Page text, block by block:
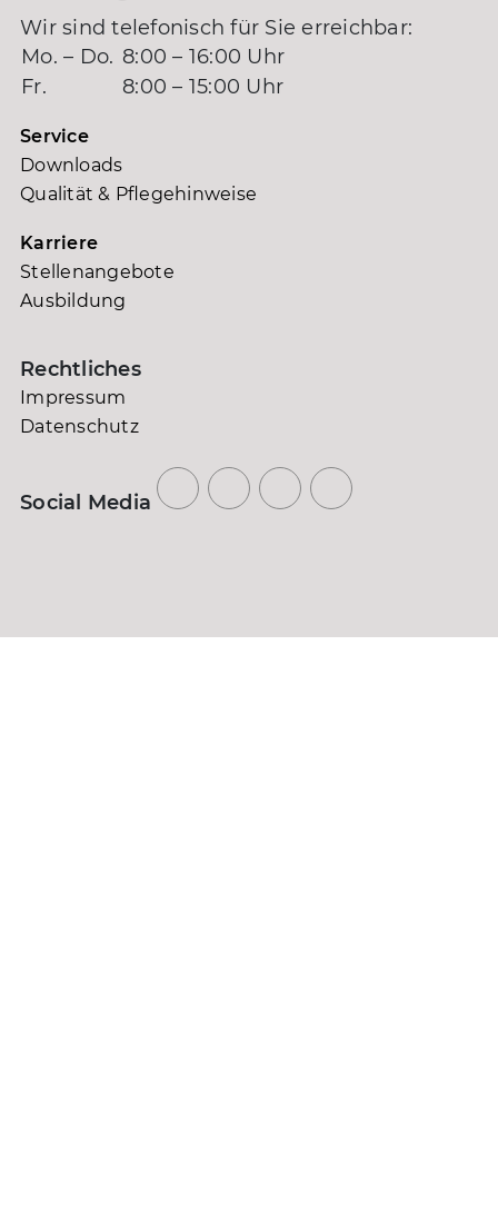
Wir sind telefonisch für Sie erreichbar:
Mo. – Do. 8:00 – 16:00 Uhr
Fr.
8:00 – 15:00 Uhr
Service
Downloads
Qualität & Pflegehinweise
Karriere
Stellenangebote
Ausbildung
Rechtliches
Impressum
Datenschutz
Social Media